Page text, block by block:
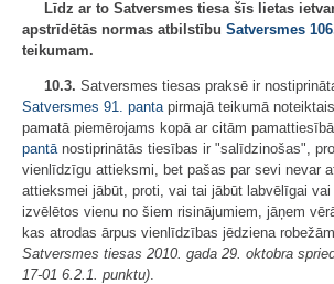
Līdz ar to Satversmes tiesa šīs lietas
apstrīdētās normas atbilstību Satversmes
teikumam.
10.3. Satversmes tiesas praksē ir
Satversmes 91. pantapirmajā teikumā
pamatā piemērojams kopā ar citām
pantānostiprinātās tiesības ir "salīdzinošas",
vienlīdzīgu attieksmi, bet pašas par sevi nevar
attieksmei jābūt, proti, vai tai jābūt labvēlīgai vai
izvēlētos vienu no šiem risinājumiem, jāņem
kas atrodas ārpus vienlīdzības jēdziena robežām
Satversmes tiesas 2010. gada 29. oktobra
17-01 6.2.1. punktu).